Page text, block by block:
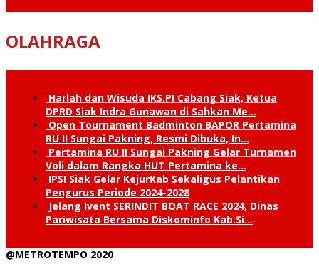
OLAHRAGA
Harlah dan Wisuda IKS.PI Cabang Siak, Ketua
DPRD Siak Indra Gunawan di Sahkan Me…
Open Tournament Badminton BAPOR Pertamina
RU II Sungai Pakning, Resmi Dibuka, In…
Pertamina RU II Sungai Pakning Gelar Turnamen
Voli dalam Rangka HUT Pertamina ke…
IPSI Siak Gelar KejurKab Sekaligus Pelantikan
Pengurus Periode 2024-2028
Jelang Ivent SERINDIT BOAT RACE 2024, Dinas
Pariwisata Bersama Diskominfo Kab.Si…
@METROTEMPO 2020